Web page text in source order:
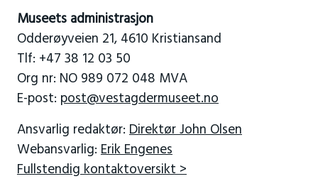
Museets administrasjon
Odderøyveien 21, 4610 Kristiansand
Tlf: +47 38 12 03 50
Org nr: NO 989 072 048 MVA
E-post: post@vestagdermuseet.no
Ansvarlig redaktør: Direktør John Olsen
Webansvarlig: Erik Engenes
Fullstendig kontaktoversikt >